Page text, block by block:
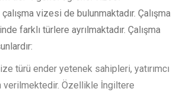
vizesi de bulunmaktadır. Çalışma
farklı türlere ayrılmaktadır. Çalışma
türü ender yetenek sahipleri, yatırımcı
Özellikle İngiltere